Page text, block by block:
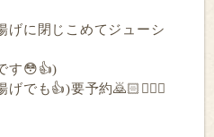
げに閉じこめてジューシ
す😳👍)
でも👍)要予約🙇🏻🙇🏻‍♀️